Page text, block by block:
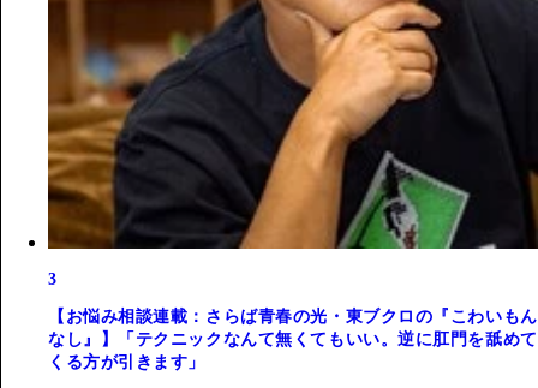
3
【お悩み相談連載：さらば青春の光・東ブクロの『こわいもん
なし』】「テクニックなんて無くてもいい。逆に肛門を舐めて
くる方が引きます」